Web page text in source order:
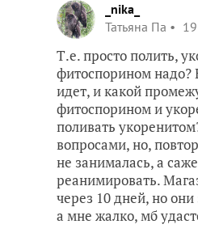
_nika_
Татьяна Па
Т.е. просто полить,
фитоспорином надо?
идет, и какой
фитоспорином и
поливать
вопросами, но,
не занималась, а
реанимировать.
через 10 дней, но они
а мне жалко, мб